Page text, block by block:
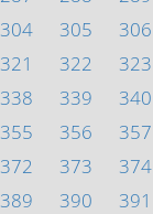
304 305 306
321 322 323
338 339 340
355 356 357
372 373 374
389 390 391